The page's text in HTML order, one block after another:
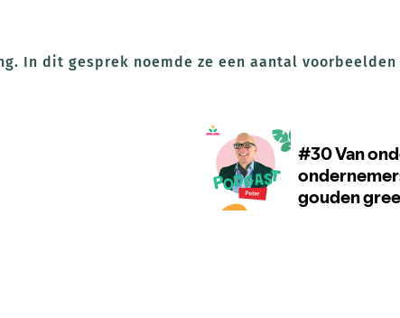
In dit gesprek noemde ze een aantal